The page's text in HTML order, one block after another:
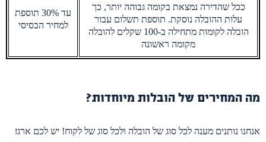
ככל שהדירה נמצאת בקומה גבוהה יותר, כך
עלות ההובלה נוסקת. תוספת תשלום עבור
הובלה לקומות מתחילה ב-100 שקלים להובלה
מקומה ראשונה
עד 30% תוספת
למחיר הבסיסי
מה המחירים של הובלות מיוחדות?
אנחנו נותנים מענה לכל סוג של הובלה ולכל סוג של לקוח! יש לכם ארגז